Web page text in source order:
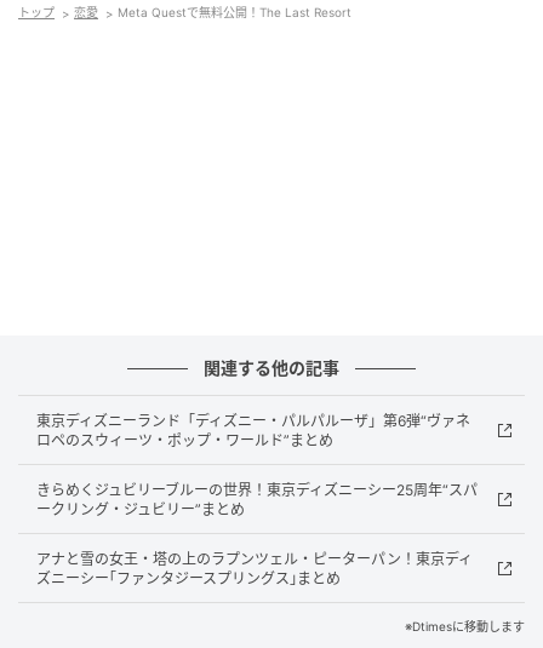
VRデバイスの特性を最大限に活かした没入型の戦闘シ
ステムが最大の特徴で、従来のゲームとは異なり、プ
レイヤー自身がその場に実在するかのようなリアルな
臨場感を提供します。
体験版では「没入感の高いVR戦闘システム」「未来的
トップ 恋愛 Meta Questで無料公開！The Last Resort
関連する他の記事
東京ディズニーランド「ディズニー・パルパルーザ」第6弾“ヴァネ
ロペのスウィーツ・ポップ・ワールド”まとめ
きらめくジュビリーブルーの世界！東京ディズニーシー25周年“スパ
ークリング・ジュビリー”まとめ
アナと雪の女王・塔の上のラプンツェル・ピーターパン！東京ディ
ズニーシー｢ファンタジースプリングス｣まとめ
※Dtimesに移動します